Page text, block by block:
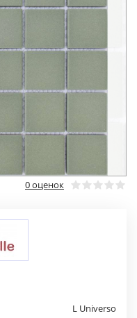
0 оценок
L Universo